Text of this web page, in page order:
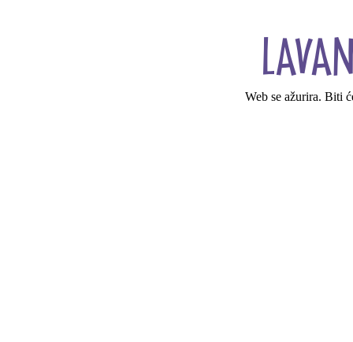
Web se ažurira. Biti